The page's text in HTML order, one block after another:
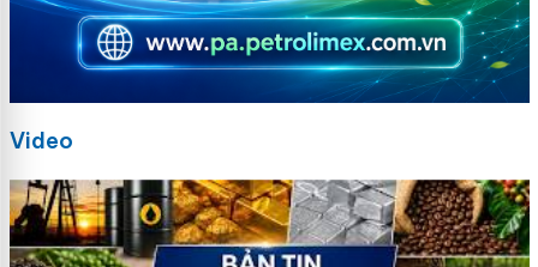
Video